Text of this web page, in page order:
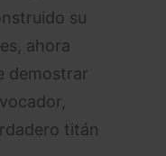
su
ahora
demostrar
titán